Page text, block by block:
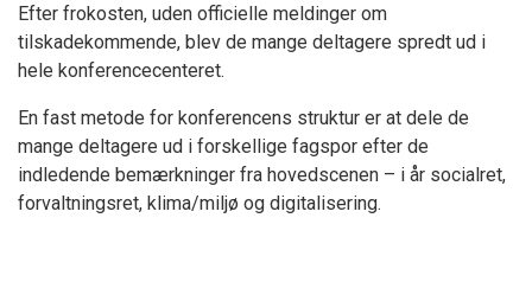
Efter frokosten, uden officielle meldinger om
tilskadekommende, blev de mange deltagere spredt ud i
hele konferencecenteret.
En fast metode for konferencens struktur er at dele de
mange deltagere ud i forskellige fagspor efter de
indledende bemærkninger fra hovedscenen – i år socialret,
forvaltningsret, klima/miljø og digitalisering.